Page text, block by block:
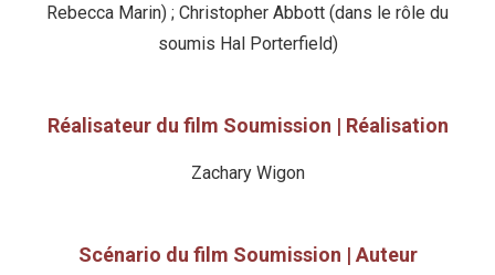
Rebecca Marin) ; Christopher Abbott (dans le rôle du
soumis Hal Porterfield)
Réalisateur du film Soumission | Réalisation
Zachary Wigon
Scénario du film Soumission | Auteur